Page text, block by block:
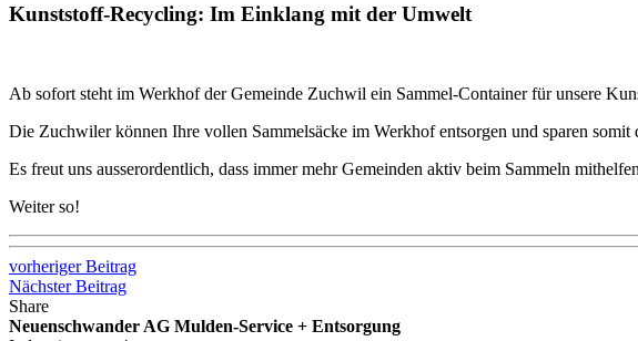
Kunststoff-Recycling: Im Einklang mit der Umwelt
Ab sofort steht im Werkhof der Gemeinde Zuchwil ein Sammel-Container für unsere
Die Zuchwiler können Ihre vollen Sammelsäcke im Werkhof entsorgen und sparen
Es freut uns ausserordentlich, dass immer mehr Gemeinden aktiv beim Sammeln
Weiter so!
vorheriger Beitrag
Nächster Beitrag
Share
Neuenschwander AG Mulden-Service + Entsorgung